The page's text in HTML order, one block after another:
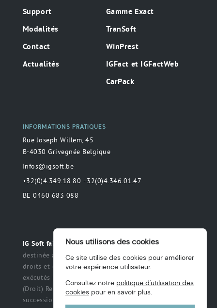
Support
Modalités
Contact
Actualités
Gamme Exact
TranSoft
WinPrest
IGFact et IGFactWeb
CarPack
INFORMATIONS PRATIQUES
Rue Joseph Willem, 45
B-4030 Grivegnée Belgique
Infos@igsoft.be
+32(0)4.349.18.80 +32(0)4.346.01.47
BE 0460 683 088
IG Soft fait partie du groupe MAS. Toute déclaration
destinée à préciser ou de délimiter le champ des
droits et des obligations qui peuvent être exercés et
exécutés par les parties dans une relation légale.
(Droit) Renonciation à un titre, des intérêts, une
succession ou une fiducie, etc.
Nous utilisons des cookies
Ce site utilise des cookies pour améliorer
votre expérience utilisateur.
Consultez notre politique d'utilisation des
cookies pour en savoir plus.